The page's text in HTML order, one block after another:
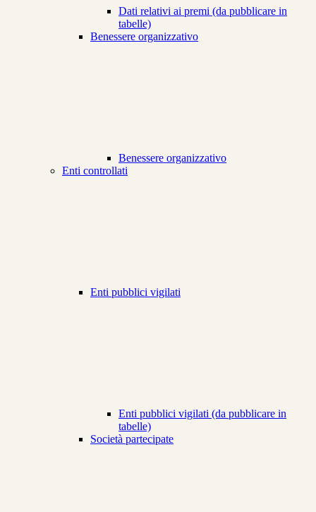
Dati relativi ai premi (da pubblicare in
tabelle)
Benessere organizzativo
Benessere organizzativo
Enti controllati
Enti pubblici vigilati
Enti pubblici vigilati (da pubblicare in
tabelle)
Società partecipate